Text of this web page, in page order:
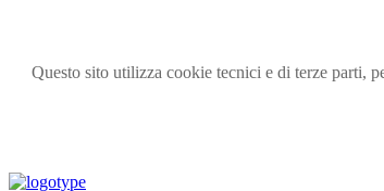
Questo sito utilizza cookie tecnici e di terze parti,